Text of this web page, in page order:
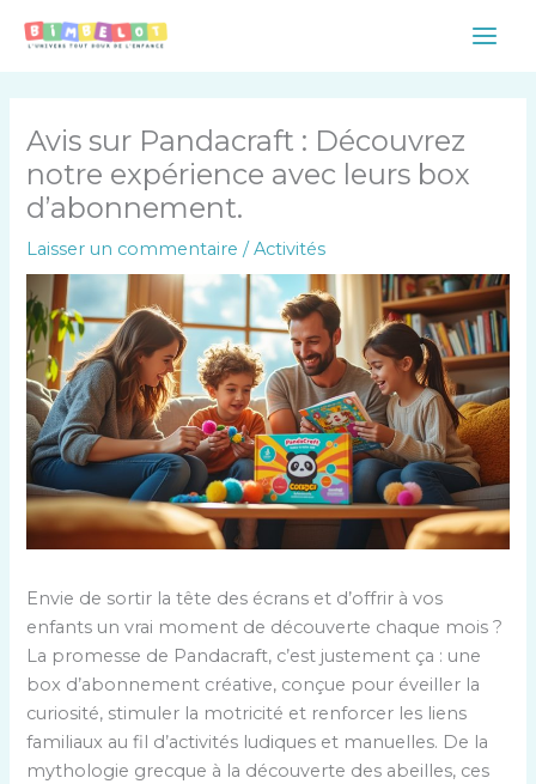
Main
Avis sur Pandacraft : Découvrez
notre expérience avec leurs box
d’abonnement.
Laisser un commentaire /Activités
Envie de sortir la tête des écrans et d’offrir à vos
enfants un vrai moment de découverte chaque mois ?
La promesse de Pandacraft, c’est justement ça : une
box d’abonnement créative, conçue pour éveiller la
curiosité, stimuler la motricité et renforcer les liens
familiaux au fil d’activités ludiques et manuelles. De la
mythologie grecque à la découverte des abeilles, ces